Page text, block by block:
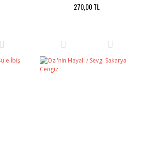
270,00 TL